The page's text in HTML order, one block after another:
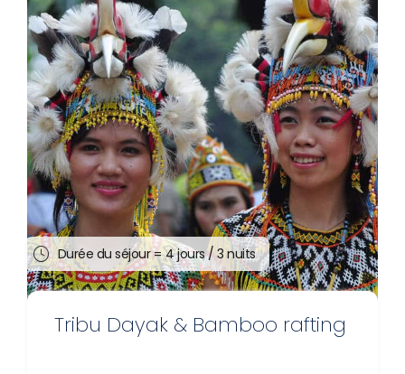
Durée du séjour = 4 jours / 3 nuits
Tribu Dayak & Bamboo rafting